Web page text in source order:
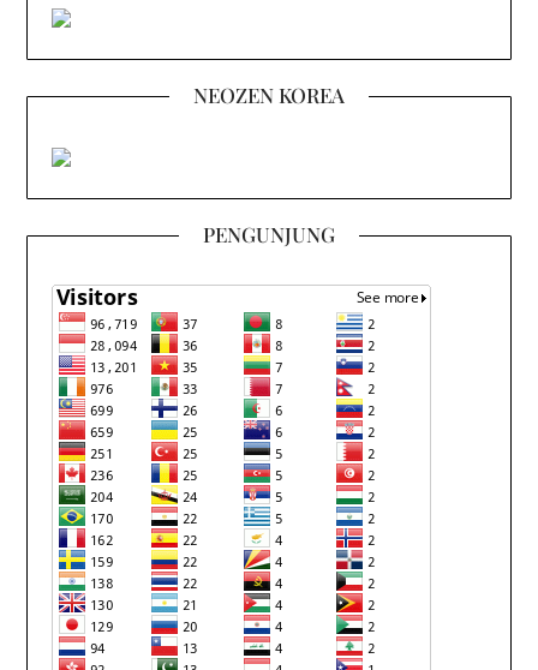
NEOZEN KOREA
PENGUNJUNG